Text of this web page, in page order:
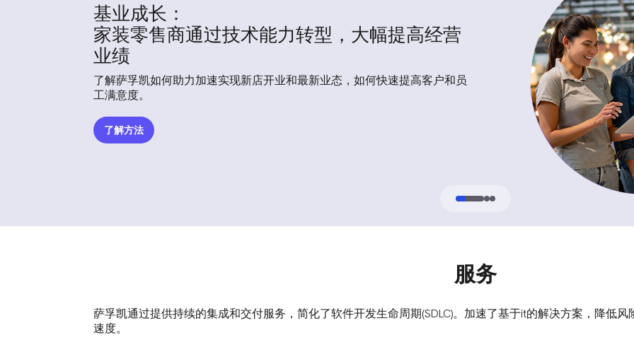
基业成长：
家装零售商通过技术能力转型，大幅提高经营
业绩
了解萨孚凯如何助力加速实现新店开业和最新业态，如何快速提高客户和员
工满意度。
了解方法
服务
萨孚凯通过提供持续的集成和交付服务，简化了软件开发生命周期(SDLC)。加速了基于it的解决方案，降低
速度。